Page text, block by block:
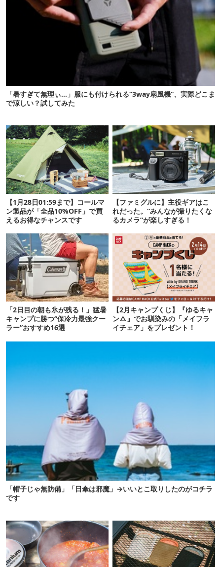
「暑すぎて無理ぃ…」服にも付けられる“3way扇風機”、実際どこま
で涼しい？試してみた
【1月28日01:59まで】コールマ
ン製品が「全品10%OFF」で買
えるお得なチャンスです
【ファミグルに】主役ギアはこ
れだった。“みんなが撮りたくな
るカメラ”が楽しすぎる！
「2日目の朝も氷が残る！」猛暑
キャンプに勝つ“保冷力最強クー
ラー”おすすめ16選
【2月キャンプくじ】『ゆるキャ
ン△』でお馴染みの「メイフラ
イチェア」をプレゼント！
「帽子じゃ無防備」「日傘は邪魔」→いいとこ取りしたのがコチラ
です